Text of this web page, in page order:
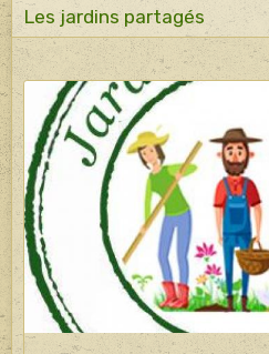
Les jardins partagés